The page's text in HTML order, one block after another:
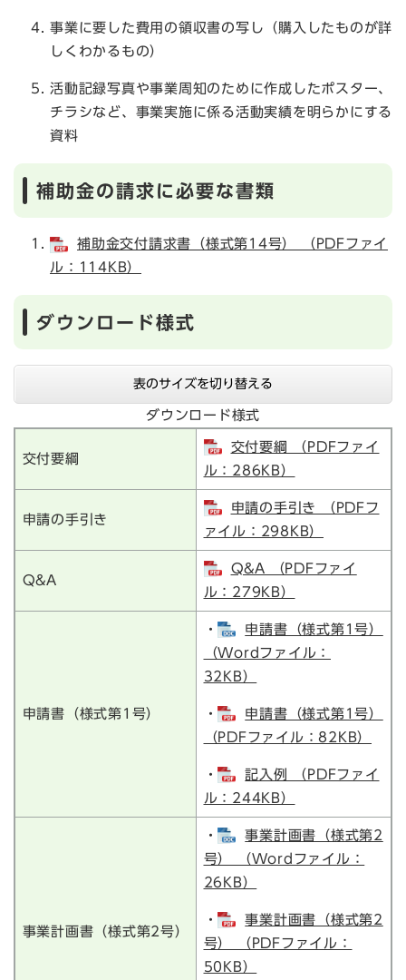
事業に要した費用の領収書の写し（購入したものが詳
しくわかるもの）
活動記録写真や事業周知のために作成したポスター、
チラシなど、事業実施に係る活動実績を明らかにする
資料
補助金の請求に必要な書類
補助金交付請求書（様式第14号） （PDFファイ
ル：114KB）
ダウンロード様式
表のサイズを切り替える
ダウンロード様式
交付要綱
交付要綱 （PDFファイ
ル：286KB）
申請の手引き
申請の手引き （PDFフ
ァイル：298KB）
Q&A
Q&A （PDFファイ
ル：279KB）
申請書（様式第1号）
・
申請書（様式第1号）
（Wordファイル：
32KB）
・
申請書（様式第1号）
（PDFファイル：82KB）
・
記入例 （PDFファイ
ル：244KB）
事業計画書（様式第2号）
・
事業計画書（様式第2
号） （Wordファイル：
26KB）
・
事業計画書（様式第2
号） （PDFファイル：
50KB）